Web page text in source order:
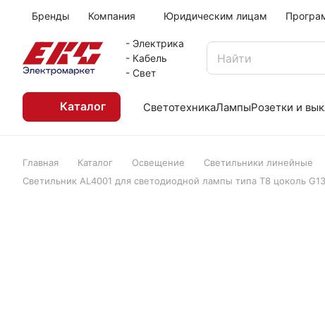
Бренды Компания Юридическим лицам
- Электрика
- Кабель
- Свет
Каталог СветотехникаЛампыРозетки и
Главная Каталог Освещение Светильники линейные
Светильник AL4001 для светодиодной лампы типа Т8 цоколь